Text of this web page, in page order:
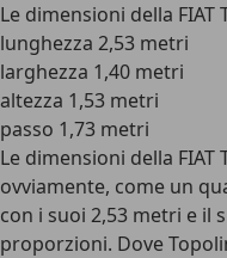
Le dimensioni della FIAT
lunghezza 2,53 metri
larghezza 1,40 metri
altezza 1,53 metri
passo 1,73 metri
Le dimensioni della
ovviamente, come un
con i suoi 2,53 metri e il
proporzioni. Dove